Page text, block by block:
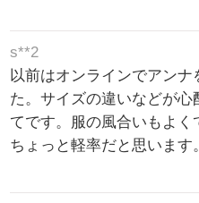
s**2
以前はオンラインでアン
た。サイズの違いなどが心
てです。服の風合いもよ
ちょっと軽率だと思います。